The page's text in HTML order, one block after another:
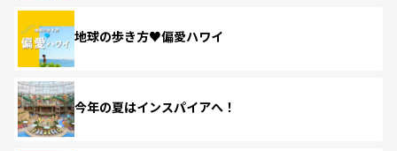
地球の歩き方♥偏愛ハワイ
今年の夏はインスパイアへ！